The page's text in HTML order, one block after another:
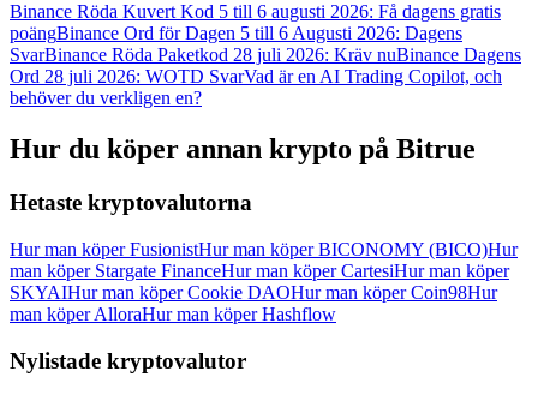
Binance Röda Kuvert Kod 5 till 6 augusti 2026: Få dagens gratis
poängBinance Ord för Dagen 5 till 6 Augusti 2026: Dagens
SvarBinance Röda Paketkod 28 juli 2026: Kräv nuBinance Dagens
Ord 28 juli 2026: WOTD SvarVad är en AI Trading Copilot, och
behöver du verkligen en?
Hur du köper annan krypto på Bitrue
Hetaste kryptovalutorna
Hur man köper FusionistHur man köper BICONOMY (BICO)Hur
man köper Stargate FinanceHur man köper CartesiHur man köper
SKYAIHur man köper Cookie DAOHur man köper Coin98Hur
man köper AlloraHur man köper Hashflow
Nylistade kryptovalutor